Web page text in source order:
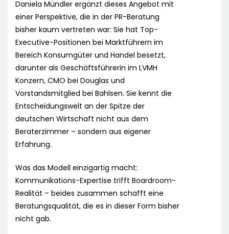
Daniela Mündler ergänzt dieses Angebot mit
einer Perspektive, die in der PR-Beratung
bisher kaum vertreten war: Sie hat Top-
Executive-Positionen bei Marktführern im
Bereich Konsumgüter und Handel besetzt,
darunter als Geschäftsführerin im LVMH
Konzern, CMO bei Douglas und
Vorstandsmitglied bei Bahlsen. Sie kennt die
Entscheidungswelt an der Spitze der
deutschen Wirtschaft nicht aus dem
Beraterzimmer – sondern aus eigener
Erfahrung.
Was das Modell einzigartig macht:
Kommunikations-Expertise trifft Boardroom-
Realität – beides zusammen schafft eine
Beratungsqualität, die es in dieser Form bisher
nicht gab.